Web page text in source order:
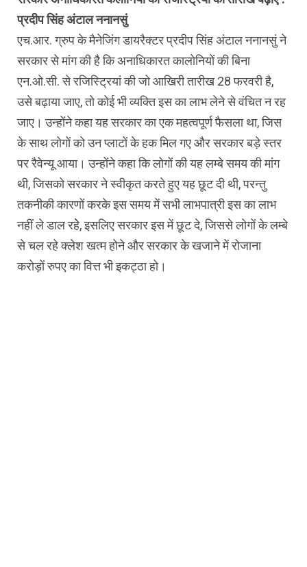
प्रदीप सिंह अंटाल ननानसुं
एच.आर. ग्रुप के मैनेजिंग डायरैक्टर प्रदीप सिंह अंटाल ननानसुं ने
सरकार से मांग की है कि अनाधिकारत कालोनियों की बिना
एन.ओ.सी. से रजिस्ट्रियां की जो आखिरी तारीख 28 फरवरी है,
उसे बढ़ाया जाए, तो कोई भी व्यक्ति इस का लाभ लेने से वंचित न रह
जाए। उन्होंने कहा यह सरकार का एक महत्वपूर्ण फैसला था, जिस
के साथ लोगों को उन प्लाटों के हक मिल गए और सरकार बड़े स्तर
पर रैवेन्यू आया। उन्होंने कहा कि लोगों की यह लम्बे समय की मांग
थी, जिसको सरकार ने स्वीकृत करते हुए यह छूट दी थी, परन्तु
तकनीकी कारणों करके इस समय में सभी लाभपात्री इस का लाभ
नहीं ले डाल रहेे, इसलिए सरकार इस में छूट दे, जिससे लोगों के लम्बे
से चल रहे क्लेश खत्म होने और सरकार के खजाने में रोजाना
करोड़ों रुपए का वित्त भी इकट्ठा हो।